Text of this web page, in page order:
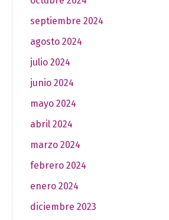
septiembre 2024
agosto 2024
julio 2024
junio 2024
mayo 2024
abril 2024
marzo 2024
febrero 2024
enero 2024
diciembre 2023